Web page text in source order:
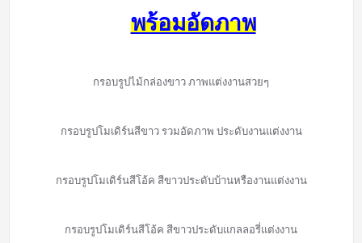
พร้อมอัดภาพ
กรอบรูปไม้กล่องขาว ภาพแต่งงานสวยๆ
กรอบรูปโมเดิร์นสีขาว รวมอัดภาพ ประดับงานแต่งงาน
กรอบรูปโมเดิร์นสีโอ้ค สีขาวประดับบ้านหรืองานแต่งงาน
กรอบรูปโมเดิร์นสีโอ้ค สีขาวประดับแกลลอรี่แต่งงาน